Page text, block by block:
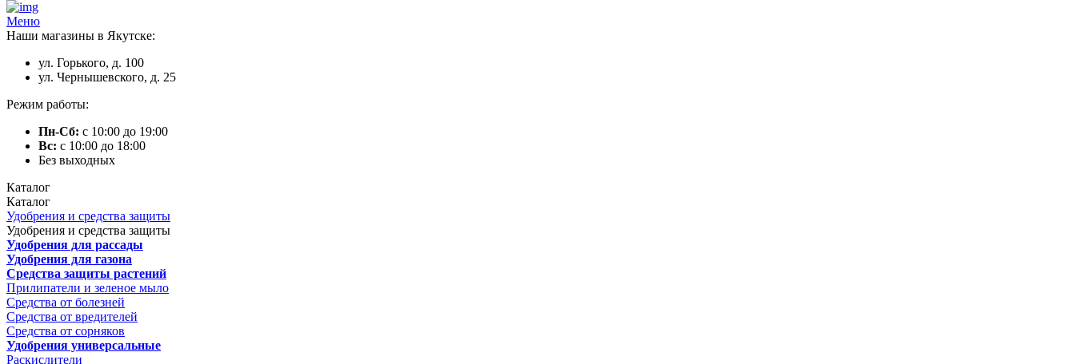
Меню
Наши магазины в Якутске:
ул. Горького, д. 100
ул. Чернышевского, д. 25
Режим работы:
Пн-Сб: с 10:00 до 19:00
Вс: с 10:00 до 18:00
Без выходных
Каталог
Каталог
Удобрения и средства защиты
Удобрения и средства защиты
Удобрения для рассады
Удобрения для газона
Средства защиты растений
Прилипатели и зеленое мыло
Средства от болезней
Средства от вредителей
Средства от сорняков
Удобрения универсальные
Раскислители